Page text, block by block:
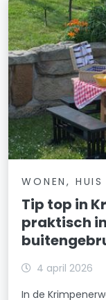
WONEN,
Tip top in
praktisch
4 april 2026
In de